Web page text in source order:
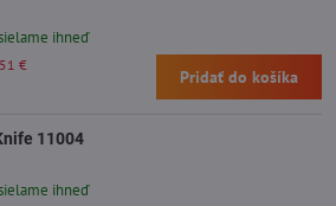
ihneď
€
Pridať do košíka
11004
ihneď